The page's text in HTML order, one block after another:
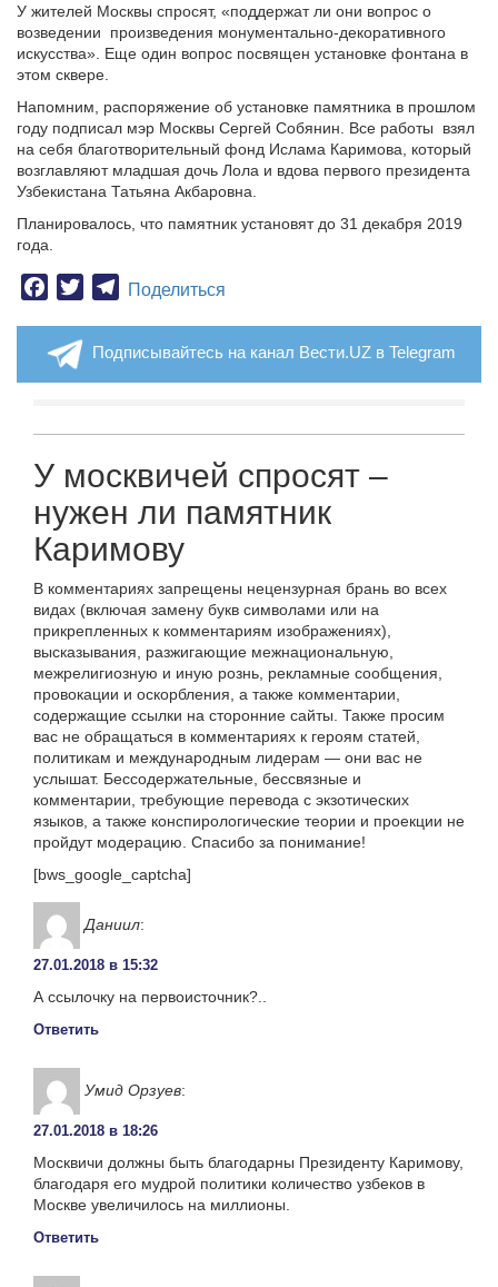
У жителей Москвы спросят, «поддержат ли они вопрос о
возведении произведения монументально-декоративного
искусства». Еще один вопрос посвящен установке фонтана в
этом сквере.
Напомним, распоряжение об установке памятника в прошлом
году подписал мэр Москвы Сергей Собянин. Все работы взял
на себя благотворительный фонд Ислама Каримова, который
возглавляют младшая дочь Лола и вдова первого президента
Узбекистана Татьяна Акбаровна.
Планировалось, что памятник установят до 31 декабря 2019
года.
Facebook
TwitterTelegram
Поделиться
Подписывайтесь на канал Вести.UZ в Telegram
У москвичей спросят –
нужен ли памятник
Каримову
В комментариях запрещены нецензурная брань во всех
видах (включая замену букв символами или на
прикрепленных к комментариям изображениях),
высказывания, разжигающие межнациональную,
межрелигиозную и иную рознь, рекламные сообщения,
провокации и оскорбления, а также комментарии,
содержащие ссылки на сторонние сайты. Также просим
вас не обращаться в комментариях к героям статей,
политикам и международным лидерам — они вас не
услышат. Бессодержательные, бессвязные и
комментарии, требующие перевода с экзотических
языков, а также конспирологические теории и проекции не
пройдут модерацию. Спасибо за понимание!
[bws_google_captcha]
Даниил:
27.01.2018 в 15:32
А ссылочку на первоисточник?..
Ответить
Умид Орзуев:
27.01.2018 в 18:26
Москвичи должны быть благодарны Президенту Каримову,
благодаря его мудрой политики количество узбеков в
Москве увеличилось на миллионы.
Ответить